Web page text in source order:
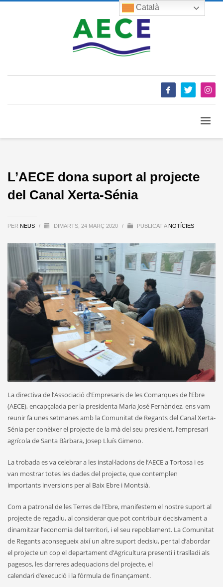
L’AECE dona suport al projecte
del Canal Xerta-Sénia
PER NEUS / DIMARTS, 24 MARÇ 2020 / PUBLICAT A NOTÍCIES
La directiva de l’Associació d’Empresaris de les Comarques de l’Ebre
(AECE), encapçalada per la presidenta Maria José Fernàndez, ens vam
reunir fa unes setmanes amb la Comunitat de Regants del Canal Xerta-
Sénia per conèixer el projecte de la mà del seu president, l’empresari
agrícola de Santa Bàrbara, Josep Lluís Gimeno.
La trobada es va celebrar a les instal·lacions de l’AECE a Tortosa i es
van mostrar totes les dades del projecte, que contemplen
importants inversions per al Baix Ebre i Montsià.
Com a patronal de les Terres de l’Ebre, manifestem el nostre suport al
projecte de regadiu, al considerar que pot contribuir decisivament a
dinamitzar l’economia del territori, i el seu repoblament. La Comunitat
de Regants aconsegueix així un altre suport decisiu, per tal d’abordar
el projecte un cop el departament d’Agricultura presenti i traslladi als
pagesos, les darreres adequacions del projecte, el
calendari d’execució i la fórmula de finançament.
Català